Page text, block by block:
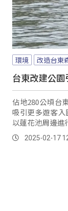
環境 改造台東
台東改建公
佔地280公頃台
吸引更多遊客
以蓮花池周邊進
擾鳥類以及流動
檢核，發現罕見
2025-02-17